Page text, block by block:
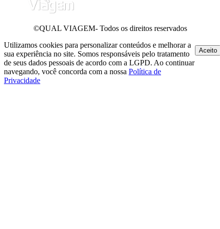
©QUAL VIAGEM- Todos os direitos reservados
Utilizamos cookies para personalizar conteúdos e melhorar a
sua experiência no site. Somos responsáveis pelo tratamento
de seus dados pessoais de acordo com a LGPD. Ao continuar
navegando, você concorda com a nossa Política de
Privacidade
Aceito